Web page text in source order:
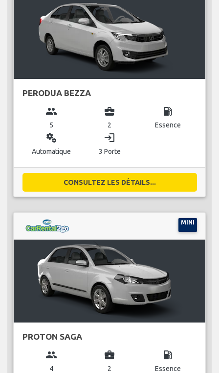
PERODUA BEZZA
group
5
business_center
2
local_gas_station
Essence
miscellaneous_services
Automatique
login
3 Porte
CONSULTEZ LES DÉTAILS...
MINI
PROTON SAGA
group
4
business_center
2
local_gas_station
Essence